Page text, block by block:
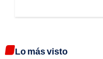
Lo más visto